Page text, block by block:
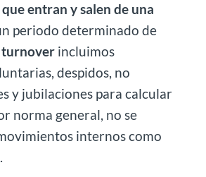
entran y salen de una
periodo determinado de
turnoverincluimos
despidos, no
y jubilaciones para calcular
norma general, no se
internos como